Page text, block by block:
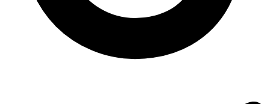
Мило рідке 5 л купити